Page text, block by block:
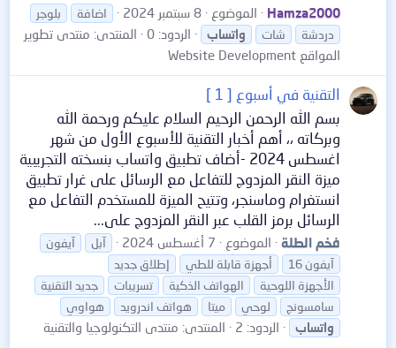
Hamza2000 الموضوع 8 سبتمبر 2024 اضافة
بلوجر
دردشة
شات واتساب الردود: 0 المنتدى: منتدى تطوير
المواقع Website Development
التقنية في أسبوع [ 1 ]
بسم الله الرحمن الرحيم السلام عليكم ورحمة الله
وبركاته ،، أهم أخبار التقنية للأسبوع الأول من شهر
اغسطس 2024 -أضاف تطبيق واتساب بنسخته التجريبية
ميزة النقر المزدوج للتفاعل مع الرسائل على غرار تطبيق
انستغرام وماسنجر، وتتيح الميزة للمستخدم التفاعل مع
الرسائل برمز القلب عبر النقر المزدوج على...
فخم الطلة الموضوع 7 أغسطس 2024 آبل
آيفون
آيفون 16
أجهزة قابلة للطي
إطلاق جديد
الأجهزة اللوحية
الهواتف الذكية تسريبات
جديد التقنية
سامسونج
لوحي ميتا هواتف اندرويد
هواوي
واتساب
الردود: 2 المنتدى: منتدى التكنولوجيا والتقنية